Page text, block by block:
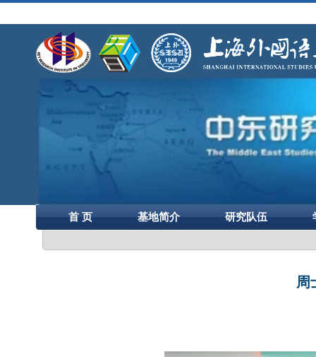
首 页 基地简介 研究队伍
周